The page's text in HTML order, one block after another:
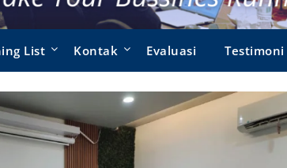
List Kontak Evaluasi Testimoni